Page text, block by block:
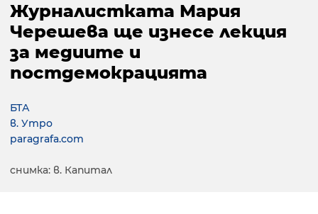
Журналистката Мария
Черешева ще изнесе лекция
за медиите и
постдемокрацията
БТА
в. Утро
paragrafa.com
снимка: в. Капитал